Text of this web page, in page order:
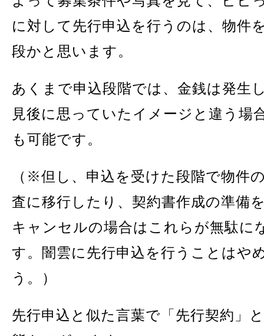
に対して先行申込を行うのは、物件
段かと思います。
あくまで申込段階では、金銭は発生
見後に思っていたイメージと違う場
も可能です。
（※但し、申込を受けた段階で物件
査に移行したり、契約書作成の準備
キャンセルの場合はこれらが無駄に
す。闇雲に先行申込を行うことはや
う。）
先行申込と似た言葉で「先行契約」